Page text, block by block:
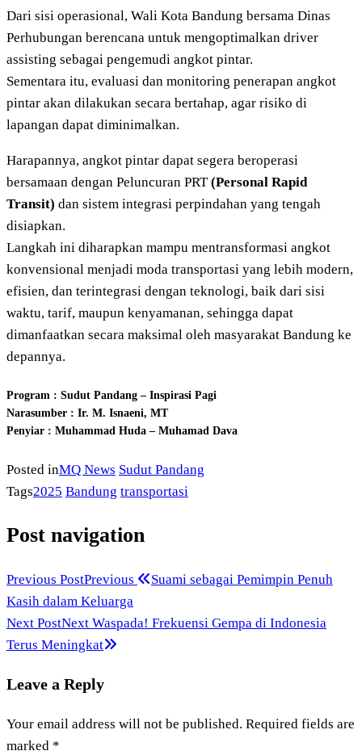
Dari sisi operasional, Wali Kota Bandung bersama Dinas
Perhubungan berencana untuk mengoptimalkan driver
assisting sebagai pengemudi angkot pintar.
Sementara itu, evaluasi dan monitoring penerapan angkot
pintar akan dilakukan secara bertahap, agar risiko di
lapangan dapat diminimalkan.
Harapannya, angkot pintar dapat segera beroperasi
bersamaan dengan Peluncuran PRT(Personal Rapid
Transit) dan sistem integrasi perpindahan yang tengah
disiapkan.
Langkah ini diharapkan mampu mentransformasi angkot
konvensional menjadi moda transportasi yang lebih modern,
efisien, dan terintegrasi dengan teknologi, baik dari sisi
waktu, tarif, maupun kenyamanan, sehingga dapat
dimanfaatkan secara maksimal oleh masyarakat Bandung ke
depannya.
Program : Sudut Pandang – Inspirasi Pagi
Narasumber : Ir. M. Isnaeni, MT
Penyiar : Muhammad Huda – Muhamad Dava
Posted inMQ News Sudut Pandang
Tags2025 Bandung transportasi
Post navigation
Previous PostPrevious
Suami sebagai Pemimpin Penuh
Kasih dalam Keluarga
Next PostNext Waspada! Frekuensi Gempa di Indonesia
Terus Meningkat
Leave a Reply
Your email address will not be published. Required fields are
marked *